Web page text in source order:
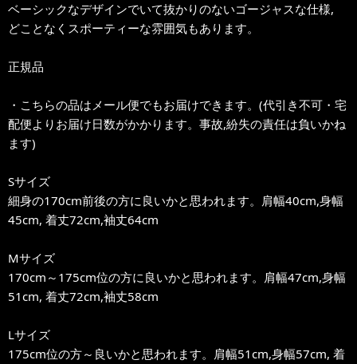
ベーシックなデザインでいて抜かりのないゴージャスな仕様,
どことなくスポーティーな雰囲気もあります。
正規品
・こちらの品はメール便でもお届けできます。(代引き不可・宅
配便よりお届け日数がかかります。事故,紛失の責任は負いかね
ます)
Sサイズ
細身の170cm前後の方に良いかと思われます。肩幅40cm,身幅
45cm, 着丈72cm,袖丈64cm
Mサイズ
170cm～175cm位の方に良いかと思われます。肩幅47cm,身幅
51cm, 着丈72cm,袖丈58cm
Lサイズ
175cm位の方～良いかと思われます。肩幅51cm,身幅57cm, 着